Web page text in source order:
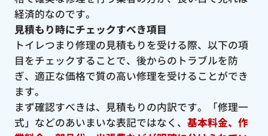
経済的なのです。
見積もり時にチェックすべき項目
トイレつまり修理の見積もりを受ける際、以下の項
目をチェックすることで、後からのトラブルを防
ぎ、適正な価格で質の高い修理を受けることができ
ます。
まず確認すべきは、見積もりの内訳です。「修理一
式」などのあいまいな表記ではなく、 基本料金、作